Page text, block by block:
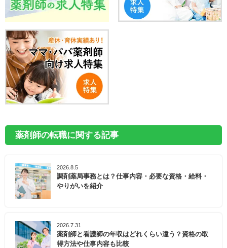
薬剤師の転職に関する記事
2026.8.5
調剤薬局事務とは？仕事内容・必要な資格・給料・
やりがいを紹介
2026.7.31
薬剤師と看護師の年収はどれくらい違う？資格の取
得方法や仕事内容も比較